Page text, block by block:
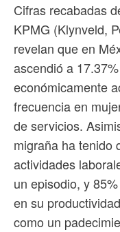
Cifras recabadas
KPMG (Klynveld,
revelan que en
ascendió a
económicamente
frecuencia en
de servicios.
migraña ha tenido
actividades
un episodio, y
en su
como un